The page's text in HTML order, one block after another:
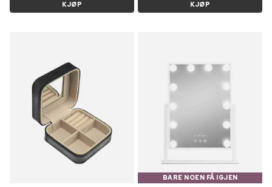
KJØP KJØP
BARE NOEN FÅ IGJEN